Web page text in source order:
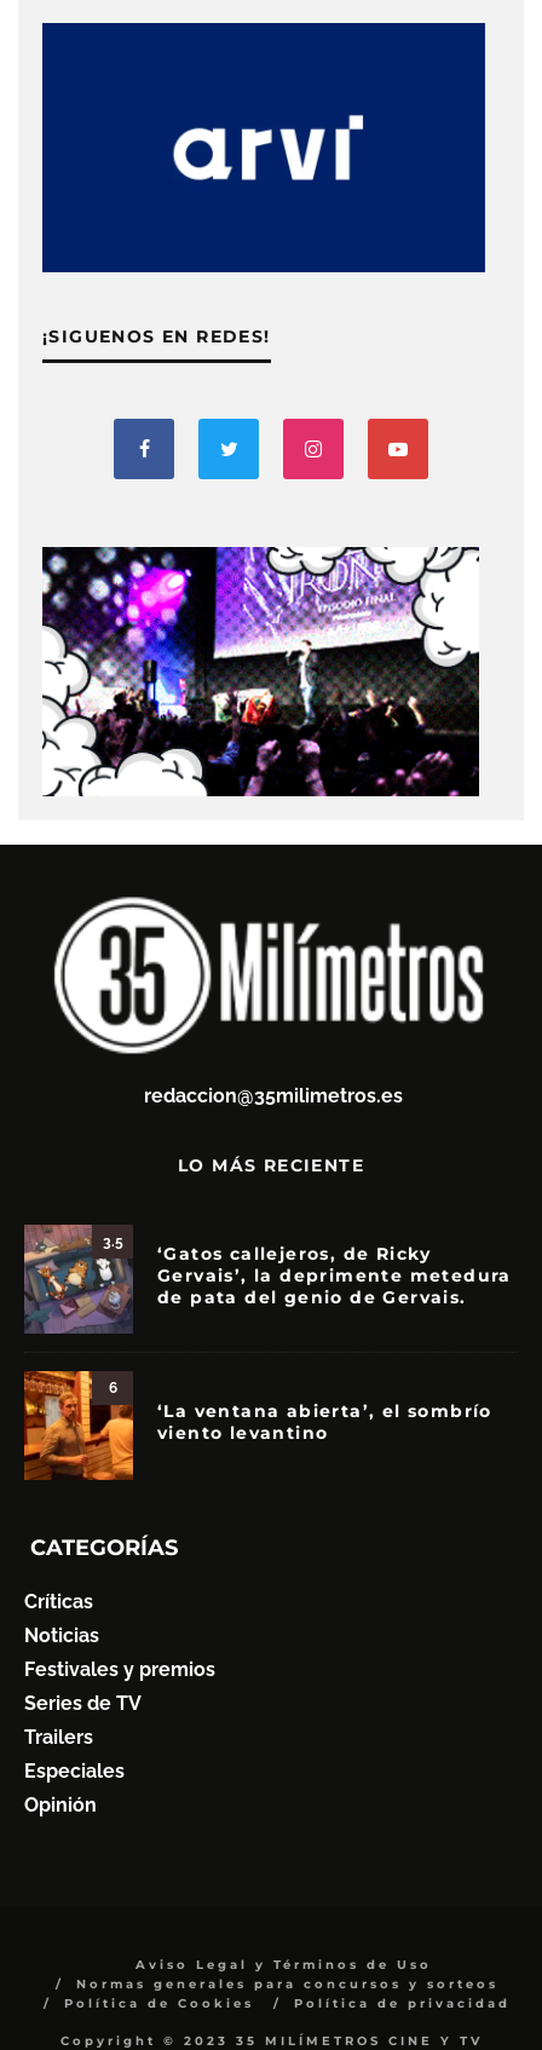
¡SIGUENOS EN REDES!
redaccion@35milimetros.es
LO MÁS RECIENTE
3.5
‘Gatos callejeros, de Ricky
Gervais’, la deprimente metedura
de pata del genio de Gervais.
6
‘La ventana abierta’, el sombrío
viento levantino
CATEGORÍAS
Críticas
Noticias
Festivales y premios
Series de TV
Trailers
Especiales
Opinión
Aviso Legal y Términos de Uso
Normas generales para concursos y sorteos
Política de Cookies
Política de privacidad
Copyright © 2023 35 MILÍMETROS CINE Y TV